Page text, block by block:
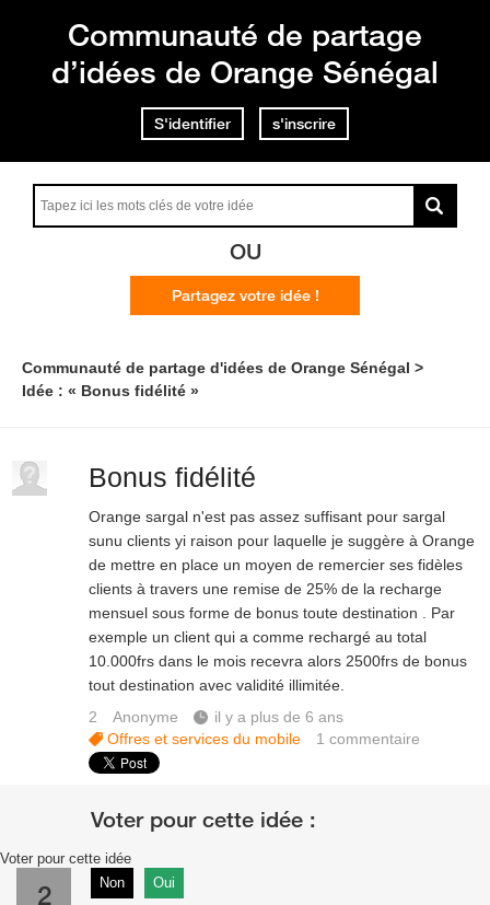
Communauté de partage
d’idées de Orange Sénégal
S'identifier s'inscrire
OU
Partagez votre idée !
Communauté de partage d'idées de Orange Sénégal
Idée : « Bonus fidélité »
Bonus fidélité
Orange sargal n'est pas assez suffisant pour sargal
sunu clients yi raison pour laquelle je suggère à Orange
de mettre en place un moyen de remercier ses fidèles
clients à travers une remise de 25% de la recharge
mensuel sous forme de bonus toute destination . Par
exemple un client qui a comme rechargé au total
10.000frs dans le mois recevra alors 2500frs de bonus
tout destination avec validité illimitée.
2
Anonyme
il y a plus de 6 ans
Offres et services du mobile
1commentaire
Voter pour cette idée
2 Non Oui